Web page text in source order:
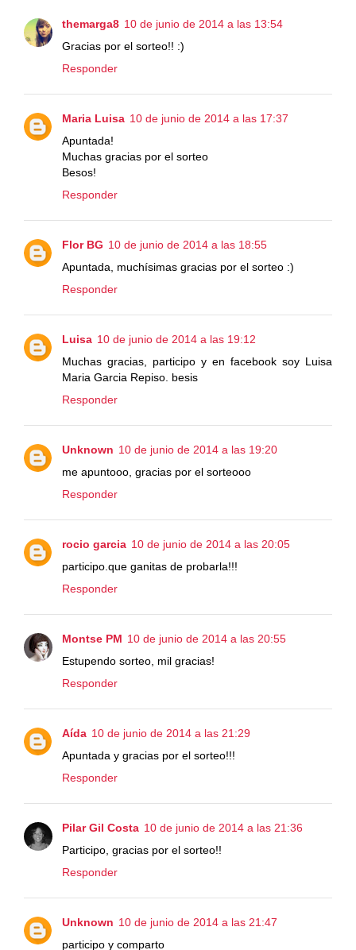
themarga8 10 de junio de 2014 a las 13:54
Gracias por el sorteo!! :)
Responder
Maria Luisa 10 de junio de 2014 a las 17:37
Apuntada!
Muchas gracias por el sorteo
Besos!
Responder
Flor BG 10 de junio de 2014 a las 18:55
Apuntada, muchísimas gracias por el sorteo :)
Responder
Luisa 10 de junio de 2014 a las 19:12
Muchas gracias, participo y en facebook soy Luisa
Maria Garcia Repiso. besis
Responder
Unknown 10 de junio de 2014 a las 19:20
me apuntooo, gracias por el sorteooo
Responder
rocio garcia 10 de junio de 2014 a las 20:05
participo.que ganitas de probarla!!!
Responder
Montse PM 10 de junio de 2014 a las 20:55
Estupendo sorteo, mil gracias!
Responder
Aída 10 de junio de 2014 a las 21:29
Apuntada y gracias por el sorteo!!!
Responder
Pilar Gil Costa 10 de junio de 2014 a las 21:36
Participo, gracias por el sorteo!!
Responder
Unknown 10 de junio de 2014 a las 21:47
participo y comparto